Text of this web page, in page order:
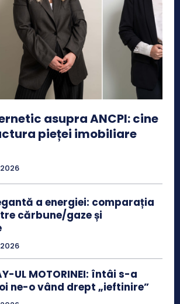
asupra ANCPI: cine
pieței imobiliare
a energiei: comparația
cărbune/gaze și
UL MOTORINEI: întâi s-a
ne-o vând drept „ieftinire”